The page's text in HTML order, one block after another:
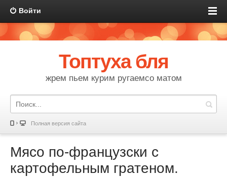
Войти
Топтуха бля
жрем пьем курим ругаемсо матом
Полная версия сайта
Мясо по-французски с
картофельным гратеном.